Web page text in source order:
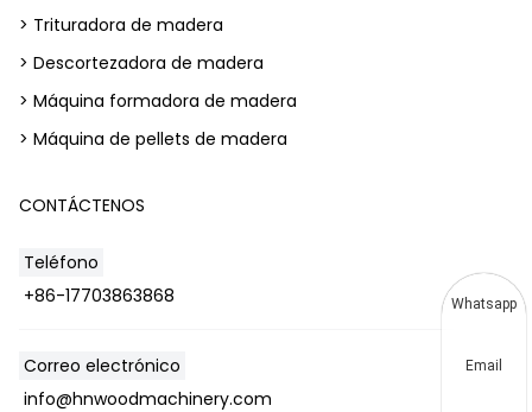
> Trituradora de madera
> Descortezadora de madera
> Máquina formadora de madera
> Máquina de pellets de madera
CONTÁCTENOS
Teléfono
+86-17703863868
Correo electrónico
info@hnwoodmachinery.com
Whatsapp
Email